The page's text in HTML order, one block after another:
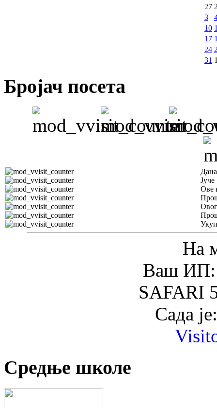
27
3
10
17
24
31
Бројач посета
Јуче
Ове
На
Ваш ИП:
SAFARI
Сада
Средње школе